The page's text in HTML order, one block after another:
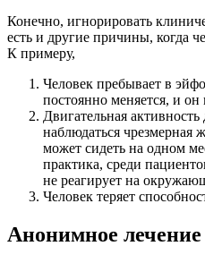
Конечно, игнорировать
есть и другие причины, когда
К примеру,
Человек пребывает в
постоянно меняется, и
Двигательная
наблюдаться чрезмерная
может сидеть на одном
практика, среди
не реагирует на
Человек теряет
Анонимное лечение